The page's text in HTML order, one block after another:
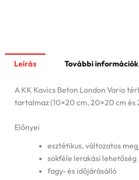
Leírás További információk
A KK Kavics Beton London Vario
tartalmaz (10×20 cm, 20×20 cm és
Előnyei
esztétikus, változatos
sokféle lerakási lehetőség
fagy- és időjárásálló